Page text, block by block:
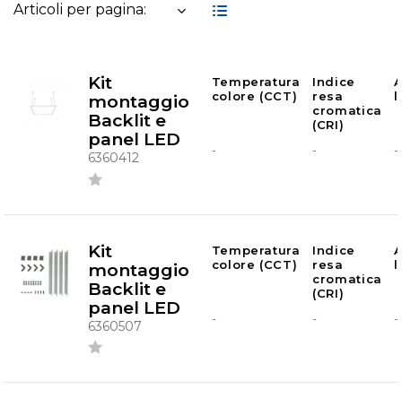
Articoli per pagina:
Kit
montaggio
Backlit e
panel LED
6360412
Temperatura
colore (CCT)
Indice
resa
cromatica
(CRI)
- - -
Kit
montaggio
Backlit e
panel LED
6360507
Temperatura
colore (CCT)
Indice
resa
cromatica
(CRI)
- - -